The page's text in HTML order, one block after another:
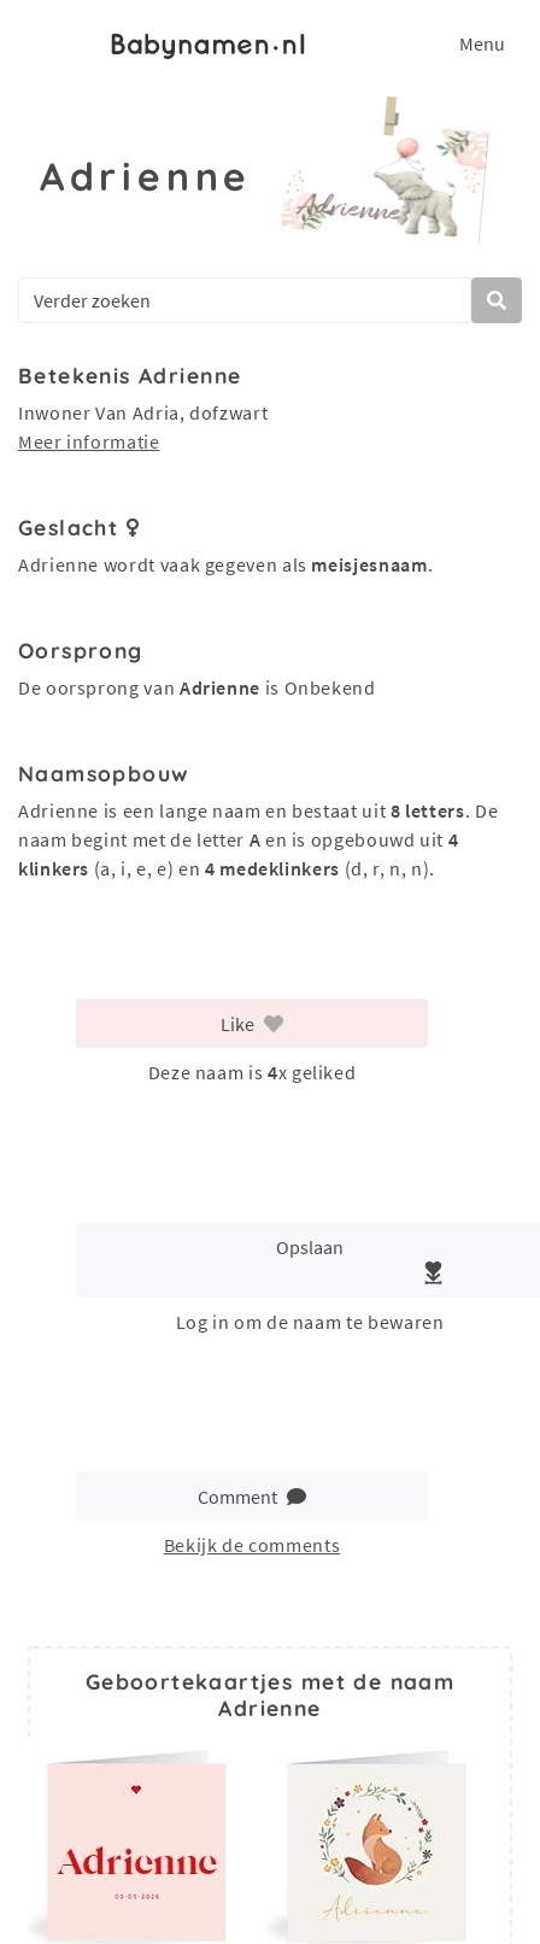
Menu
Adrienne
Betekenis Adrienne
Inwoner Van Adria, dofzwart
Meer informatie
Geslacht
Adrienne wordt vaak gegeven als meisjesnaam.
Oorsprong
De oorsprong van Adrienne is Onbekend
Naamsopbouw
Adrienne is een lange naam en bestaat uit 8 letters. De
naam begint met de letter A en is opgebouwd uit 4
klinkers (a, i, e, e) en4 medeklinkers (d, r, n, n).
Like
Deze naam is 4x geliked
Opslaan
Log in om de naam te bewaren
Comment
Bekijk de comments
Geboortekaartjes met de naam
Adrienne